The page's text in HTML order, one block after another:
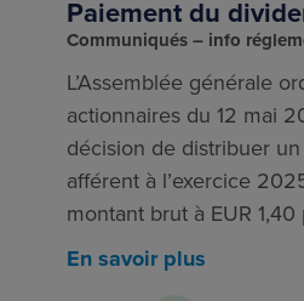
Paiement du
Communiqués – info
L’Assemblée générale
actionnaires du 12 mai
décision de distribuer
afférent à l’exercice
montant brut à EUR 1,40
En savoir plus